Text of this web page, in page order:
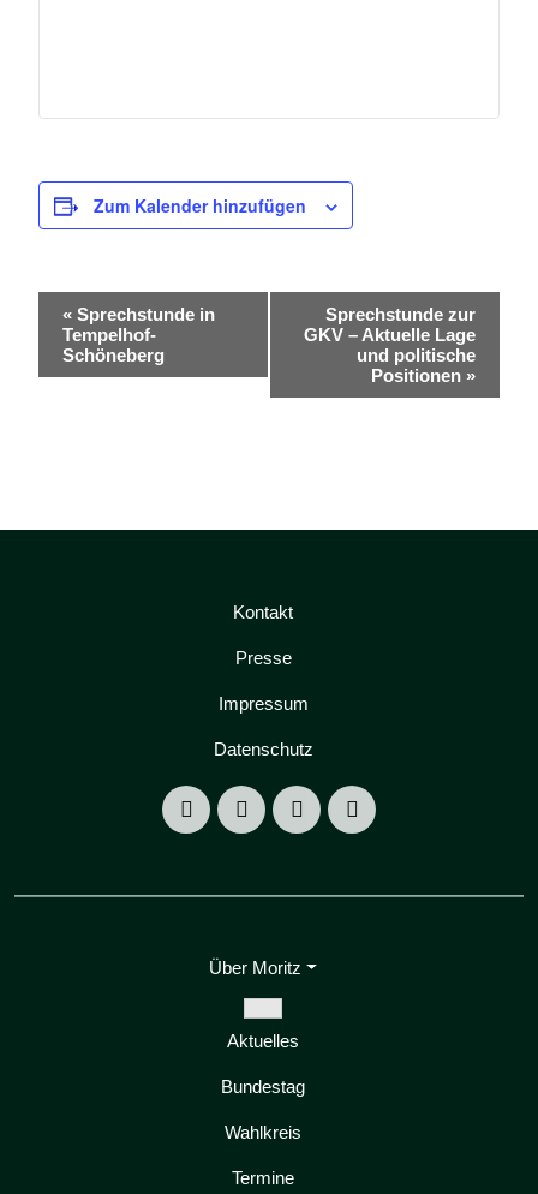
Zum Kalender hinzufügen
r
t
« Sprechstunde in
Tempelhof-
Schöneberg
Sprechstunde zur
GKV – Aktuelle Lage
und politische
Positionen »
Kontakt
Presse
Impressum
Datenschutz
Über Moritz
Zeige
Untermenü
Aktuelles
Bundestag
Wahlkreis
Termine